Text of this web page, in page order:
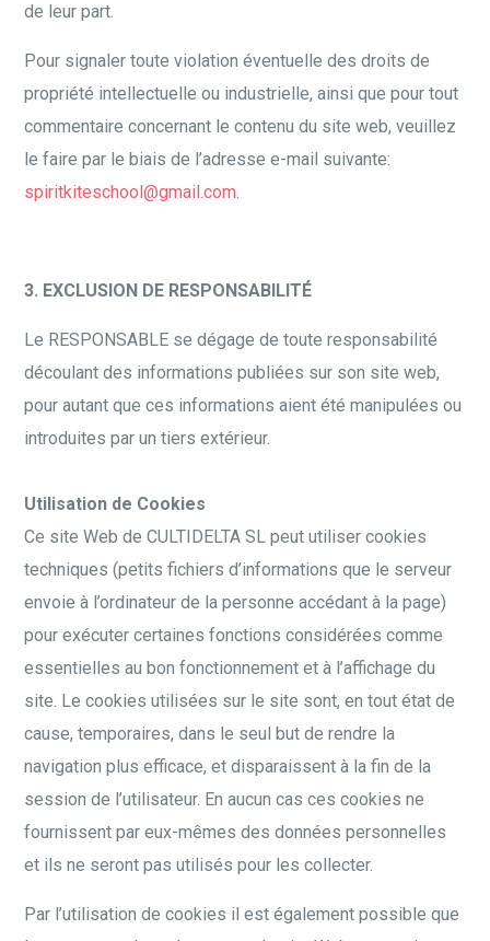
de leur part.
Pour signaler toute violation éventuelle des droits de
propriété intellectuelle ou industrielle, ainsi que pour tout
commentaire concernant le contenu du site web, veuillez
le faire par le biais de l’adresse e-mail suivante:
spiritkiteschool@gmail.com.
3. EXCLUSION DE RESPONSABILITÉ
Le RESPONSABLE se dégage de toute responsabilité
découlant des informations publiées sur son site web,
pour autant que ces informations aient été manipulées ou
introduites par un tiers extérieur.
Utilisation de Cookies
Ce site Web de CULTIDELTA SL peut utiliser cookies
techniques (petits fichiers d’informations que le serveur
envoie à l’ordinateur de la personne accédant à la page)
pour exécuter certaines fonctions considérées comme
essentielles au bon fonctionnement et à l’affichage du
site. Le cookies utilisées sur le site sont, en tout état de
cause, temporaires, dans le seul but de rendre la
navigation plus efficace, et disparaissent à la fin de la
session de l’utilisateur. En aucun cas ces cookies ne
fournissent par eux-mêmes des données personnelles
et ils ne seront pas utilisés pour les collecter.
Par l’utilisation de cookies il est également possible que